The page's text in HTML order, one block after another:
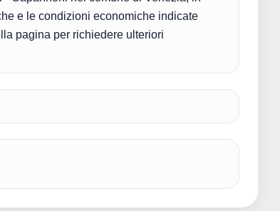
e le condizioni economiche indicate
pagina per richiedere ulteriori